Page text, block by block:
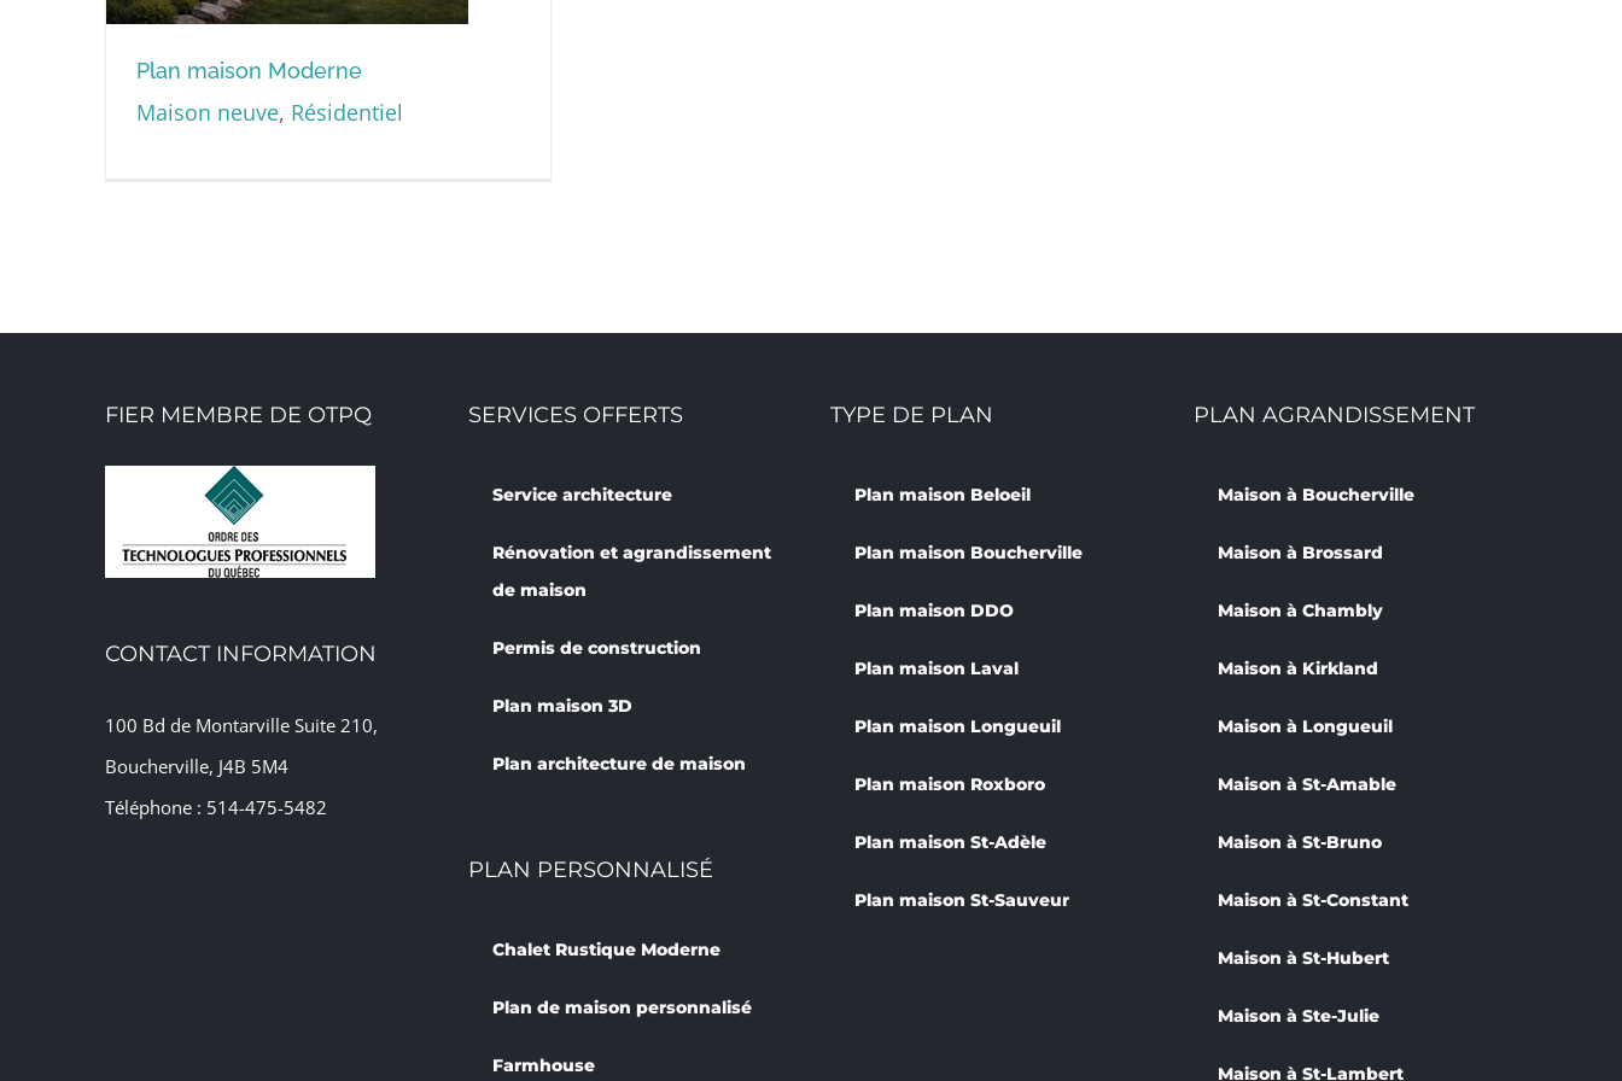
Plan maison Moderne
Maison neuve, Résidentiel
FIER MEMBRE DE OTPQ
CONTACT INFORMATION
100 Bd de Montarville Suite 210,
Boucherville, J4B 5M4
Téléphone : 514-475-5482
SERVICES OFFERTS
Service architecture
Rénovation et agrandissement
de maison
Permis de construction
Plan maison 3D
Plan architecture de maison
PLAN PERSONNALISÉ
Chalet Rustique Moderne
Plan de maison personnalisé
Farmhouse
TYPE DE PLAN
Plan maison Beloeil
Plan maison Boucherville
Plan maison DDO
Plan maison Laval
Plan maison Longueuil
Plan maison Roxboro
Plan maison St-Adèle
Plan maison St-Sauveur
PLAN AGRANDISSEMENT
Maison à Boucherville
Maison à Brossard
Maison à Chambly
Maison à Kirkland
Maison à Longueuil
Maison à St-Amable
Maison à St-Bruno
Maison à St-Constant
Maison à St-Hubert
Maison à Ste-Julie
Maison à St-Lambert